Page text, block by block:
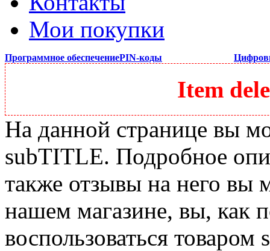
Мои покупки
Программное обеспечениеPIN-коды
Item
На данной странице вы
subTITLE. Подробное
также отзывы на него вы
нашем магазине, вы, как
воспользоваться